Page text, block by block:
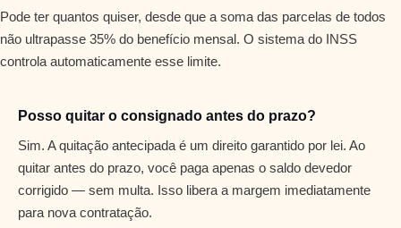
Pode ter quantos quiser, desde que a soma das parcelas de todos
não ultrapasse 35% do benefício mensal. O sistema do INSS
controla automaticamente esse limite.
Posso quitar o consignado antes do prazo?
Sim. A quitação antecipada é um direito garantido por lei. Ao
quitar antes do prazo, você paga apenas o saldo devedor
corrigido — sem multa. Isso libera a margem imediatamente
para nova contratação.